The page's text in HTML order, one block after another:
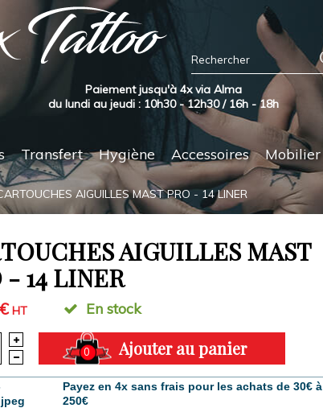
Paiement jusqu'à 4x via Alma
du lundi au jeudi : 10h30 - 12h30 / 16h - 18h
Transfert Hygiène Accessoires Mobilier
AIGUILLES MAST PRO - 14 LINER
AIGUILLES MAST
- 14 LINER
HT En stock
0 Ajouter au panier
Payez en 4x sans frais pour les achats de 30€ à
250€